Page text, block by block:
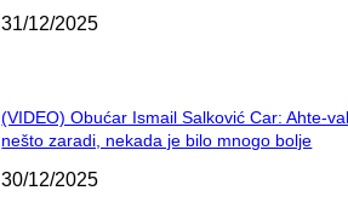
31/12/2025
(VIDEO) Obućar Ismail Salković Car: Ahte-
nešto zaradi, nekada je bilo mnogo bolje
30/12/2025